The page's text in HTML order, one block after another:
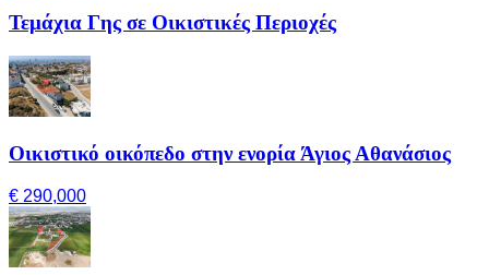
Τεμάχια Γης σε Οικιστικές Περιοχές
Οικιστικό οικόπεδο στην ενορία Άγιος Αθανάσιος
€ 290,000